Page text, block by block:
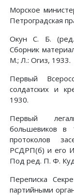
Морское
Петроградская
Окун С. Б.
Сборник
М.; Л.: Огиз, 1933.
Первый
солдатских и
1930.
Первый
большевиков в
протоколов
РСДРП(б) и его
Под ред. П. Ф.
Переписка
партийными